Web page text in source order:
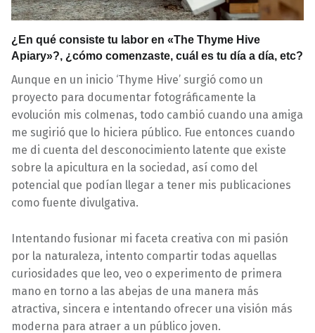
¿En qué consiste tu labor en «The Thyme Hive
Apiary»?, ¿cómo comenzaste, cuál es tu día a día, etc?
Aunque en un inicio ‘Thyme Hive’ surgió como un
proyecto para documentar fotográficamente la
evolución mis colmenas, todo cambió cuando una amiga
me sugirió que lo hiciera público. Fue entonces cuando
me di cuenta del desconocimiento latente que existe
sobre la apicultura en la sociedad, así como del
potencial que podían llegar a tener mis publicaciones
como fuente divulgativa.
Intentando fusionar mi faceta creativa con mi pasión
por la naturaleza, intento compartir todas aquellas
curiosidades que leo, veo o experimento de primera
mano en torno a las abejas de una manera más
atractiva, sincera e intentando ofrecer una visión más
moderna para atraer a un público joven.